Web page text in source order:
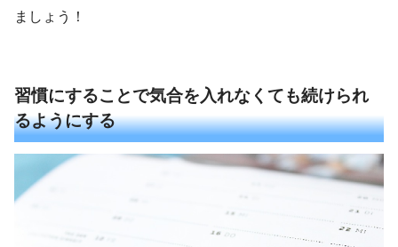
ましょう！
習慣にすることで気合を入れなくても続けられ
るようにする